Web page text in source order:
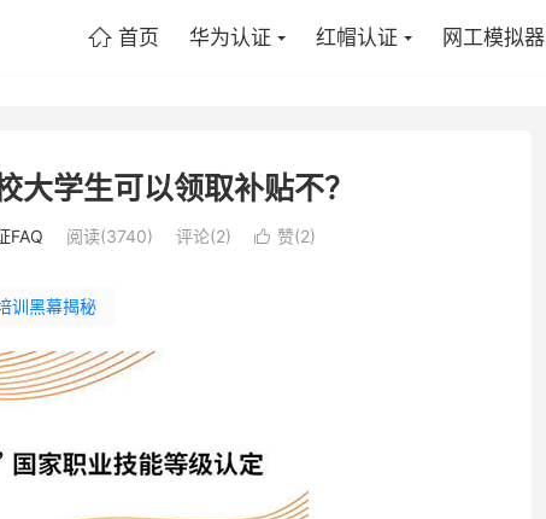
 首页 华为认证 红帽认证 网工模拟器
大学生可以领取补贴不？
FAQ 阅读(3740) 评论(2)  赞(2)
训黑幕揭秘